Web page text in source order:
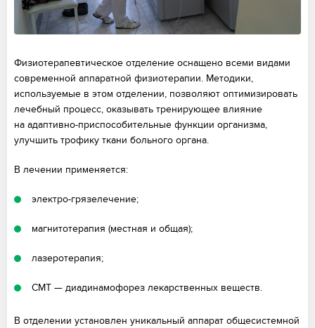
Физиотерапевтическое отделение оснащено всеми видами
современной аппаратной физиотерапии. Методики,
используемые в этом отделении, позволяют оптимизировать
лечебный процесс, оказывать тренирующее влияние
на адаптивно-приспособительные функции организма,
улучшить трофику ткани больного органа.
В лечении применяется:
электро-грязелечение;
магнитотерапия (местная и общая);
лазеротерапия;
СМТ — диадинамофорез лекарственных веществ.
В отделении установлен уникальный аппарат общесистемной